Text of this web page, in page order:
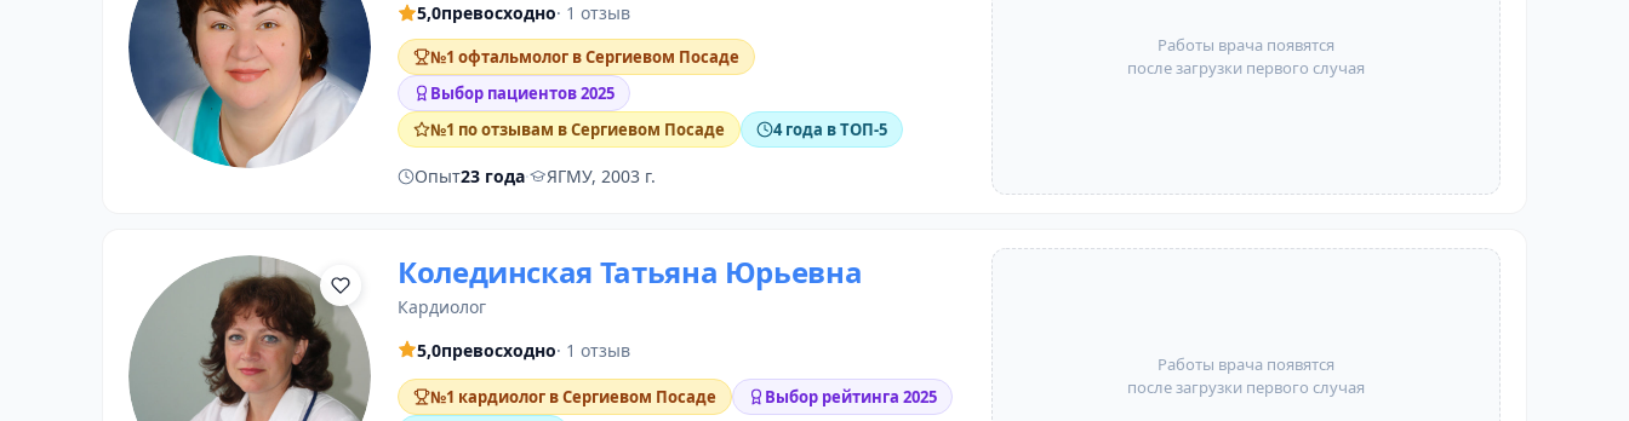
5,0превосходно· 1 отзыв
№1 офтальмолог в Сергиевом Посаде
Выбор пациентов 2025
№1 по отзывам в Сергиевом Посаде
4 года в ТОП-5
Опыт23 года· ЯГМУ, 2003 г.
Работы врача появятся
после загрузки первого случая
Колединская Татьяна Юрьевна
кардиолог
5,0превосходно· 1 отзыв
№1 кардиолог в Сергиевом Посаде
Выбор рейтинга 2025
Работы врача появятся
после загрузки первого случая